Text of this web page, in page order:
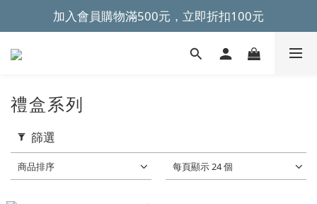
~全館滿499元免運~
加入會員購物滿500元，立即折扣100元
~全館滿499元免運~
禮盒系列
篩選
商品排序 每頁顯示 24 個